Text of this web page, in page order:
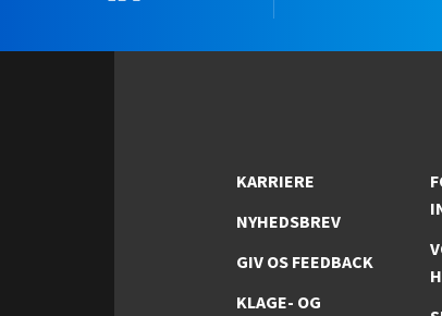
KARRIERE
NYHEDSBREV
GIV OS FEEDBACK
KLAGE- OG